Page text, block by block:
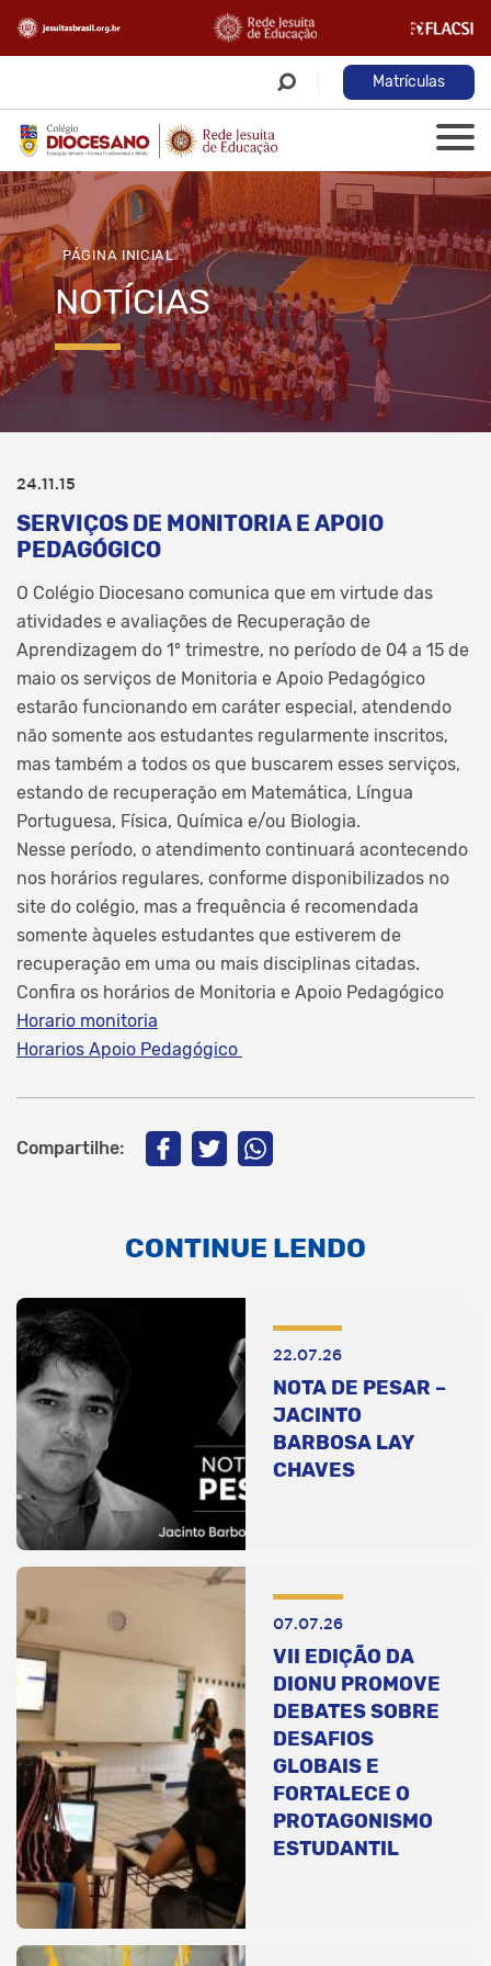
Matrículas
PÁGINA INICIAL
NOTÍCIAS
24.11.15
SERVIÇOS DE MONITORIA E APOIO
PEDAGÓGICO
O Colégio Diocesano comunica que em virtude das
atividades e avaliações de Recuperação de
Aprendizagem do 1º trimestre, no período de 04 a 15 de
maio os serviços de Monitoria e Apoio Pedagógico
estarão funcionando em caráter especial, atendendo
não somente aos estudantes regularmente inscritos,
mas também a todos os que buscarem esses serviços,
estando de recuperação em Matemática, Língua
Portuguesa, Física, Química e/ou Biologia.
Nesse período, o atendimento continuará acontecendo
nos horários regulares, conforme disponibilizados no
site do colégio, mas a frequência é recomendada
somente àqueles estudantes que estiverem de
recuperação em uma ou mais disciplinas citadas.
Confira os horários de Monitoria e Apoio Pedagógico
Horario monitoria
Horarios Apoio Pedagógico
Compartilhe:
CONTINUE LENDO
22.07.26
NOTA DE PESAR –
JACINTO
BARBOSA LAY
CHAVES
07.07.26
VII EDIÇÃO DA
DIONU PROMOVE
DEBATES SOBRE
DESAFIOS
GLOBAIS E
FORTALECE O
PROTAGONISMO
ESTUDANTIL